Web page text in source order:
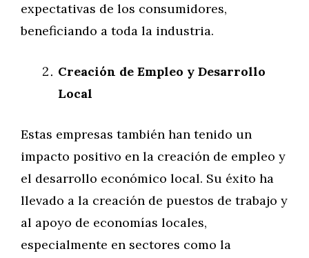
expectativas de los consumidores,
beneficiando a toda la industria.
Creación de Empleo y Desarrollo
Local
Estas empresas también han tenido un
impacto positivo en la creación de empleo y
el desarrollo económico local. Su éxito ha
llevado a la creación de puestos de trabajo y
al apoyo de economías locales,
especialmente en sectores como la